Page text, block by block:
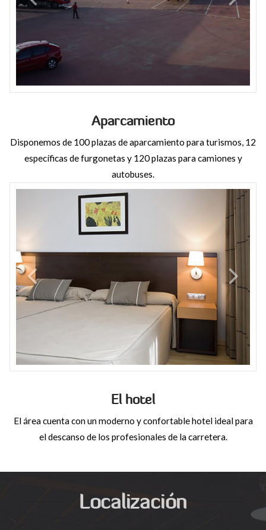
Aparcamiento
Disponemos de 100 plazas de aparcamiento para turismos, 12
específicas de furgonetas y 120 plazas para camiones y
autobuses.
El hotel
El área cuenta con un moderno y confortable hotel ideal para
el descanso de los profesionales de la carretera.
Localización